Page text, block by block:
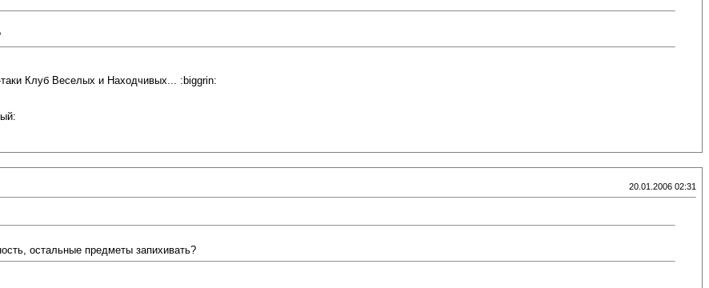
Клуб Веселых и Находчивых... :biggrin:
20.01.2006 02:31
остальные предметы запихивать?